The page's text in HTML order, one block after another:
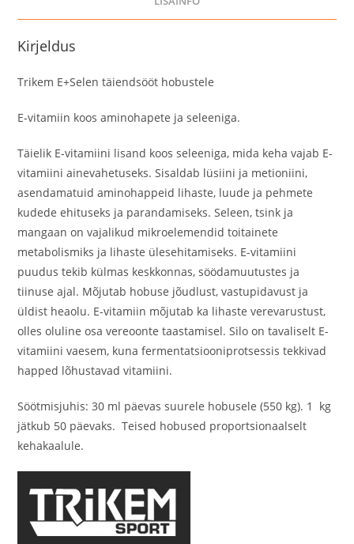
Kirjeldus
Trikem E+Selen täiendsööt hobustele
E-vitamiin koos aminohapete ja seleeniga.
Täielik E-vitamiini lisand koos seleeniga, mida keha vajab E-
vitamiini ainevahetuseks. Sisaldab lüsiini ja metioniini,
asendamatuid aminohappeid lihaste, luude ja pehmete
kudede ehituseks ja parandamiseks. Seleen, tsink ja
mangaan on vajalikud mikroelemendid toitainete
metabolismiks ja lihaste ülesehitamiseks. E-vitamiini
puudus tekib külmas keskkonnas, söödamuutustes ja
tiinuse ajal. Mõjutab hobuse jõudlust, vastupidavust ja
üldist heaolu. E-vitamiin mõjutab ka lihaste verevarustust,
olles oluline osa vereoonte taastamisel. Silo on tavaliselt E-
vitamiini vaesem, kuna fermentatsiooniprotsessis tekkivad
happed lõhustavad vitamiini.
Söötmisjuhis: 30 ml päevas suurele hobusele (550 kg). 1 kg
jätkub 50 päevaks. Teised hobused proportsionaalselt
kehakaalule.